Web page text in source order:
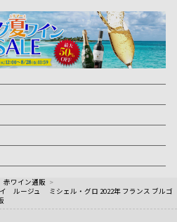
赤ワイン通販 >
ルージュ ミシェル・グロ 2022年 フランス ブルゴ